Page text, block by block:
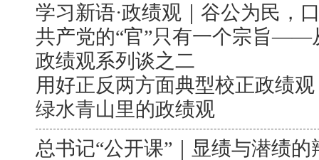
学习新语·政绩观｜谷公为民，
共产党的“官”只有一个宗旨——
政绩观系列谈之二
用好正反两方面典型校正政绩观
绿水青山里的政绩观
总书记“公开课”｜显绩与潜绩的